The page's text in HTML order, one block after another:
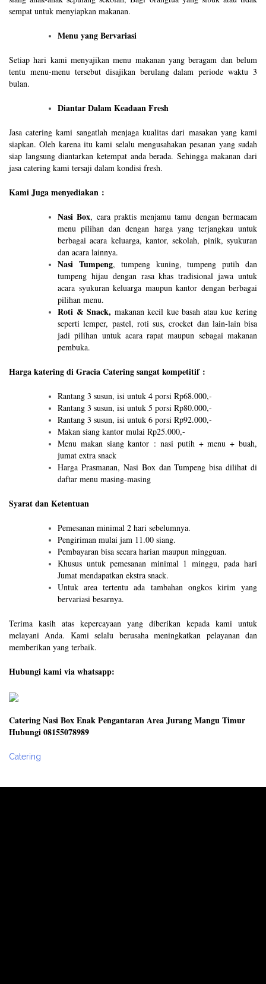
sempat untuk menyiapkan makanan.
Menu yang Bervariasi
Setiap hari kami menyajikan menu makanan yang beragam dan belum
tentu menu-menu tersebut disajikan berulang dalam periode waktu 3
bulan.
Diantar Dalam Keadaan Fresh
Jasa catering kami sangatlah menjaga kualitas dari masakan yang kami
siapkan. Oleh karena itu kami selalu mengusahakan pesanan yang sudah
siap langsung diantarkan ketempat anda berada. Sehingga makanan dari
jasa catering kami tersaji dalam kondisi fresh.
Kami Juga menyediakan :
Nasi Box, cara praktis menjamu tamu dengan bermacam
menu pilihan dan dengan harga yang terjangkau untuk
berbagai acara keluarga, kantor, sekolah, pinik, syukuran
dan acara lainnya.
Nasi Tumpeng, tumpeng kuning, tumpeng putih dan
tumpeng hijau dengan rasa khas tradisional jawa untuk
acara syukuran keluarga maupun kantor dengan berbagai
pilihan menu.
Roti & Snack, makanan kecil kue basah atau kue kering
seperti lemper, pastel, roti sus, crocket dan lain-lain bisa
jadi pilihan untuk acara rapat maupun sebagai makanan
pembuka.
Harga katering di Gracia Catering sangat kompetitif :
Rantang 3 susun, isi untuk 4 porsi Rp68.000,-
Rantang 3 susun, isi untuk 5 porsi Rp80.000,-
Rantang 3 susun, isi untuk 6 porsi Rp92.000,-
Makan siang kantor mulai Rp25.000,-
Menu makan siang kantor : nasi putih + menu + buah,
jumat extra snack
Harga Prasmanan, Nasi Box dan Tumpeng bisa dilihat di
daftar menu masing-masing
Syarat dan Ketentuan
Pemesanan minimal 2 hari sebelumnya.
Pengiriman mulai jam 11.00 siang.
Pembayaran bisa secara harian maupun mingguan.
Khusus untuk pemesanan minimal 1 minggu, pada hari
Jumat mendapatkan ekstra snack.
Untuk area tertentu ada tambahan ongkos kirim yang
bervariasi besarnya.
Terima kasih atas kepercayaan yang diberikan kepada kami untuk
melayani Anda. Kami selalu berusaha meningkatkan pelayanan dan
memberikan yang terbaik.
Hubungi kami via whatsapp:
Catering Nasi Box Enak Pengantaran Area Jurang Mangu Timur
Hubungi 08155078989
Catering
navigation